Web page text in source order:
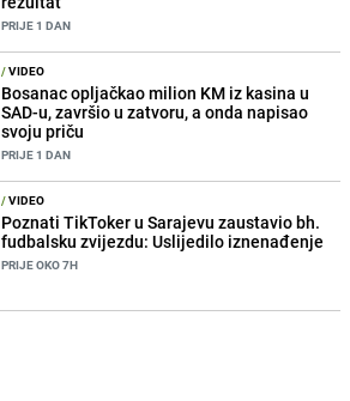
PRIJE 1 DAN
/VIDEO
Bosanac opljačkao milion KM iz kasina u
SAD-u, završio u zatvoru, a onda napisao
svoju priču
PRIJE 1 DAN
/VIDEO
Poznati TikToker u Sarajevu zaustavio bh.
fudbalsku zvijezdu: Uslijedilo iznenađenje
PRIJE OKO 7H